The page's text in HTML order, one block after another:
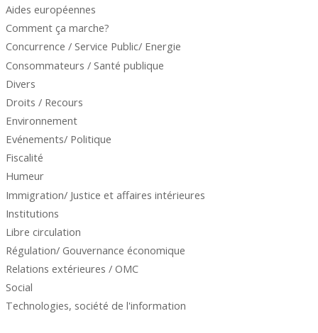
Aides européennes
Comment ça marche?
Concurrence / Service Public/ Energie
Consommateurs / Santé publique
Divers
Droits / Recours
Environnement
Evénements/ Politique
Fiscalité
Humeur
Immigration/ Justice et affaires intérieures
Institutions
Libre circulation
Régulation/ Gouvernance économique
Relations extérieures / OMC
Social
Technologies, société de l'information